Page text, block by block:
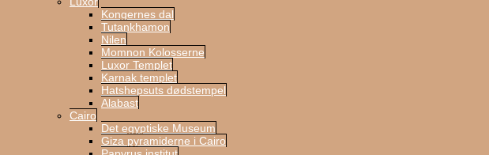
Kongernes dal
Tutankhamon
Nilen
Momnon Kolosserne
Luxor Templet
Karnak templet
Hatshepsuts dødstempel
Alabast
Cairo
Det egyptiske Museum
Giza pyramiderne i Cairo